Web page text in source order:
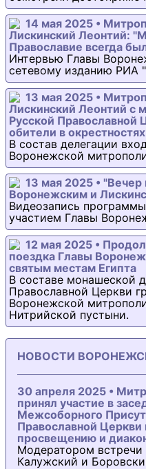
14 мая 2025 •
Лискинский Леонтий:
Православие всегда
Интервью Главы
сетевому изданию РИА
13 мая 2025 •
Лискинский Леонтий с
Русской Православной
обители в
В состав делегации
Воронежской
13 мая 2025 •
Воронежским и
Видеозапись
участием Главы
12 мая 2025 •
поездка Главы
святым местам Египта
В составе монашеской
Православной Церкви
Воронежской
Нитрийской пустыни.
НОВОСТИ
30 апреля 2025 •
принял участие в
Межсоборного
Православной
просвещению и
Модератором
Калужский и